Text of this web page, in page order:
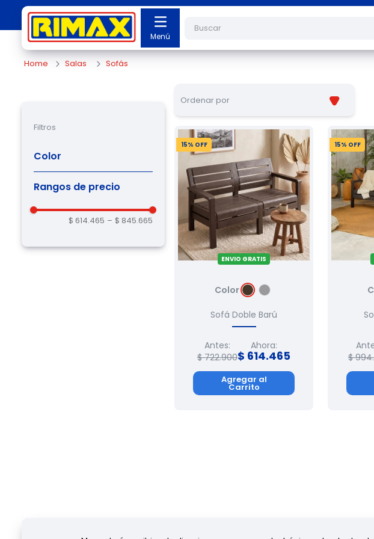
Salas Sofás
Filtros
Color
Mocca(1)
Rangos de precio
$ 614.465 – $ 845.665
Ordenar por
15% OFF
ENVIO GRATIS
Color
Sofá Doble Barú
Antes:
$ 722.900
Ahora:
$ 614.465
Agregar al
Carrito
15% OFF
$ 994.